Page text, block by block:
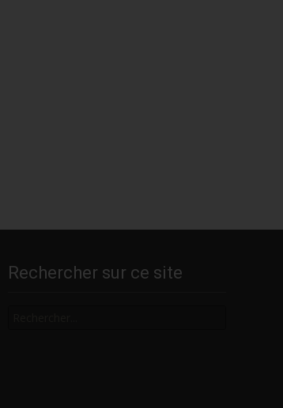
Rechercher sur ce site